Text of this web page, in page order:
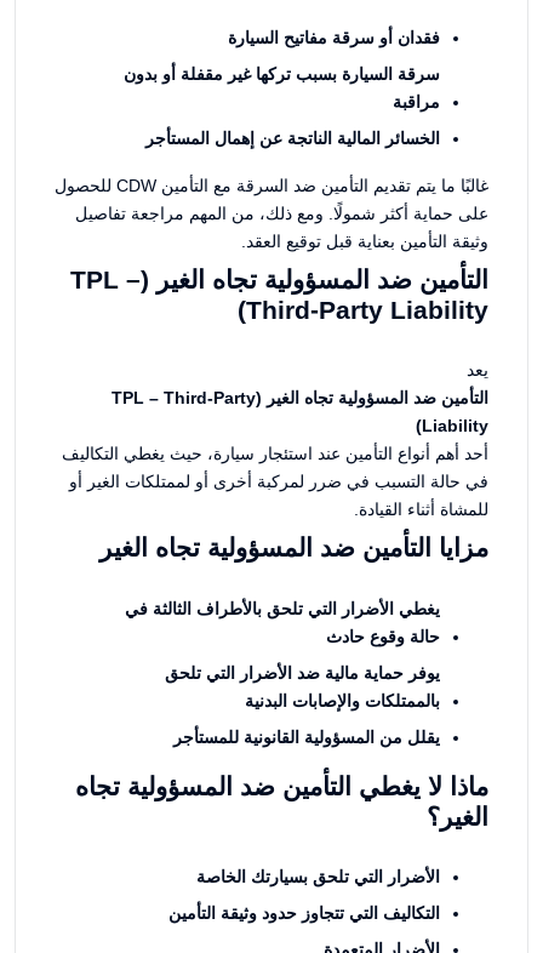
فقدان أو سرقة مفاتيح السيارة
سرقة السيارة بسبب تركها غير مقفلة أو بدون
مراقبة
الخسائر المالية الناتجة عن إهمال المستأجر
غالبًا ما يتم تقديم التأمين ضد السرقة مع التأمين CDW للحصول
على حماية أكثر شمولًا. ومع ذلك، من المهم مراجعة تفاصيل
وثيقة التأمين بعناية قبل توقيع العقد.
التأمين ضد المسؤولية تجاه الغير (TPL –
Third-Party Liability)
يعد
التأمين ضد المسؤولية تجاه الغير (TPL – Third-Party
Liability)
أحد أهم أنواع التأمين عند استئجار سيارة، حيث يغطي التكاليف
في حالة التسبب في ضرر لمركبة أخرى أو لممتلكات الغير أو
للمشاة أثناء القيادة.
مزايا التأمين ضد المسؤولية تجاه الغير
يغطي الأضرار التي تلحق بالأطراف الثالثة في
حالة وقوع حادث
يوفر حماية مالية ضد الأضرار التي تلحق
بالممتلكات والإصابات البدنية
يقلل من المسؤولية القانونية للمستأجر
ماذا لا يغطي التأمين ضد المسؤولية تجاه
الغير؟
الأضرار التي تلحق بسيارتك الخاصة
التكاليف التي تتجاوز حدود وثيقة التأمين